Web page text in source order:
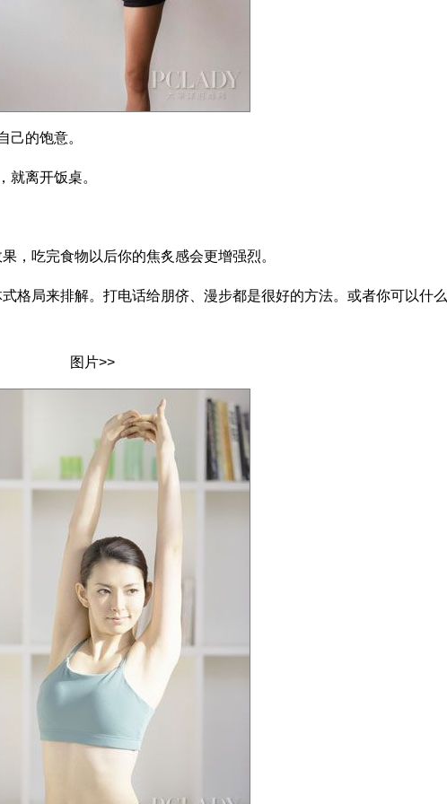
的饱意。
离开饭桌。
吃完食物以后你的焦炙感会更增强烈。
局来排解。打电话给朋侪、漫步都是很好的方法。或者你可以什么
图片>>